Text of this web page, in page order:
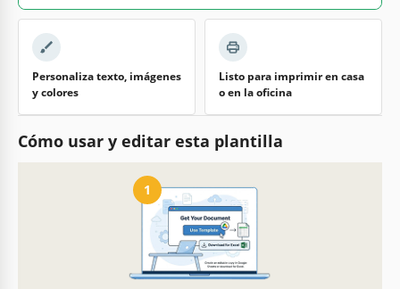
Personaliza texto, imágenes
y colores
Listo para imprimir en casa
o en la oficina
Cómo usar y editar esta plantilla
1